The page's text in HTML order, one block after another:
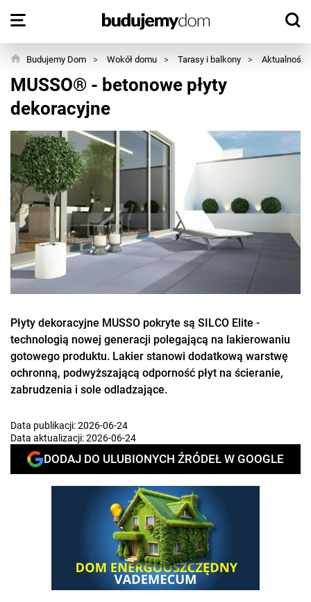
Budujemy Dom > Wokół domu > Tarasy i balkony > Aktualności
MUSSO® - betonowe płyty
dekoracyjne
Płyty dekoracyjne MUSSO pokryte są SILCO Elite -
technologią nowej generacji polegającą na lakierowaniu
gotowego produktu. Lakier stanowi dodatkową warstwę
ochronną, podwyższającą odporność płyt na ścieranie,
zabrudzenia i sole odladzające.
Data publikacji:2026-06-24
Data aktualizacji:2026-06-24
DODAJ DO ULUBIONYCH ŹRÓDEŁ W GOOGLE